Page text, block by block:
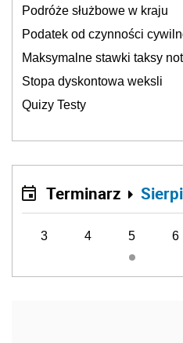
Podróże służbowe w kraju
Podatek od czynności
Maksymalne stawki taksy
Stopa dyskontowa weksli
Quizy Testy
Terminarz
3 4 5 6